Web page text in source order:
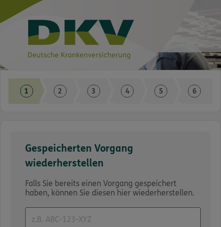
Kapital
Gespeicherten Vorgang
wiederherstellen
Falls Sie bereits einen Vorgang gespeichert
haben, können Sie diesen hier wiederherstellen.